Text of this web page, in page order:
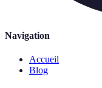
Navigation
Accueil
Blog